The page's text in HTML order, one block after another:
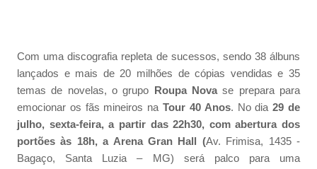
Com uma discografia repleta de sucessos, sendo 38 álbuns
lançados e mais de 20 milhões de cópias vendidas e 35
temas de novelas, o grupo
Roupa Novase prepara para
emocionar os fãs mineiros naTour 40 Anos. No dia29 de
julho, sexta-feira, a partir das 22h30, com abertura dos
portões às 18h, a Arena Gran Hall (Av. Frimisa, 1435 -
Bagaço, Santa Luzia – MG) será palco para uma